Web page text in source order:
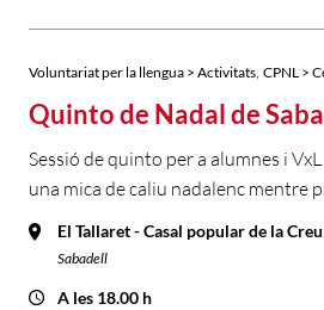
Voluntariat per la llengua > Activitats CPNL >
Quinto de Nadal de
Sessió de quinto per a alumnes i
una mica de caliu nadalenc mentre
El Tallaret - Casal popular de la
Sabadell
A les 18.00 h